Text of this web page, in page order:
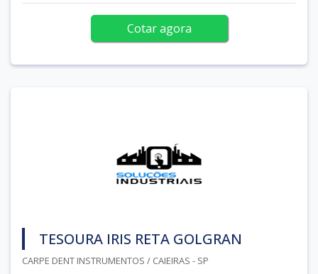
Cotar agora
TESOURA IRIS RETA GOLGRAN
CARPE DENT INSTRUMENTOS / CAIEIRAS - SP